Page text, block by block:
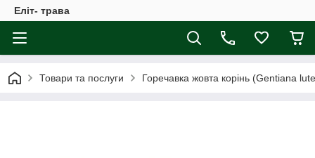
Еліт- трава
Товари та послуги Горечавка жовта корінь (Gentiana